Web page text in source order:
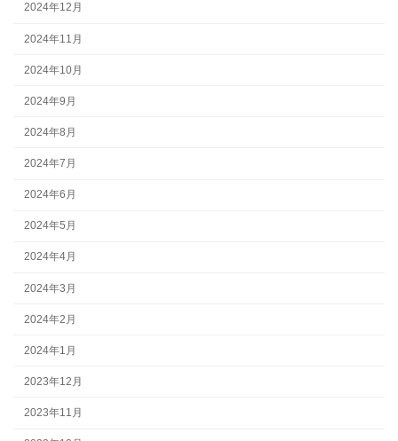
2024年12月
2024年11月
2024年10月
2024年9月
2024年8月
2024年7月
2024年6月
2024年5月
2024年4月
2024年3月
2024年2月
2024年1月
2023年12月
2023年11月